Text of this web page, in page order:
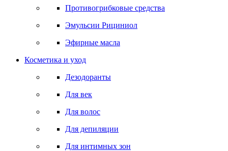
Противогрибковые средства
Эмульсии Рициниол
Эфирные масла
Косметика и уход
Дезодоранты
Для век
Для волос
Для депиляции
Для интимных зон